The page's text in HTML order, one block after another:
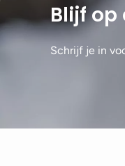
Blijf op
Schrijf je in